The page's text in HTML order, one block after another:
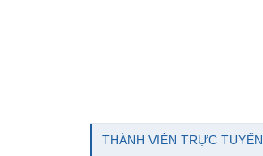
THÀNH VIÊN TRỰC TUYẾN